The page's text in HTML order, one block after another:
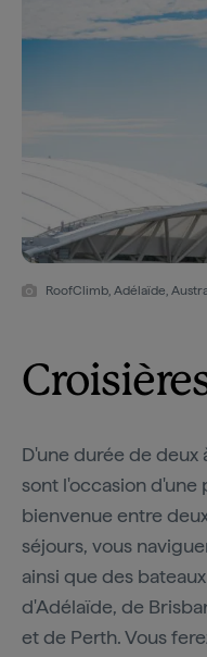
RoofClimb, Adélaïde,
D'une durée de deux
sont l'occasion
bienvenue entre
séjours, vous
ainsi que des
d'Adélaïde, de
et de Perth. Vous